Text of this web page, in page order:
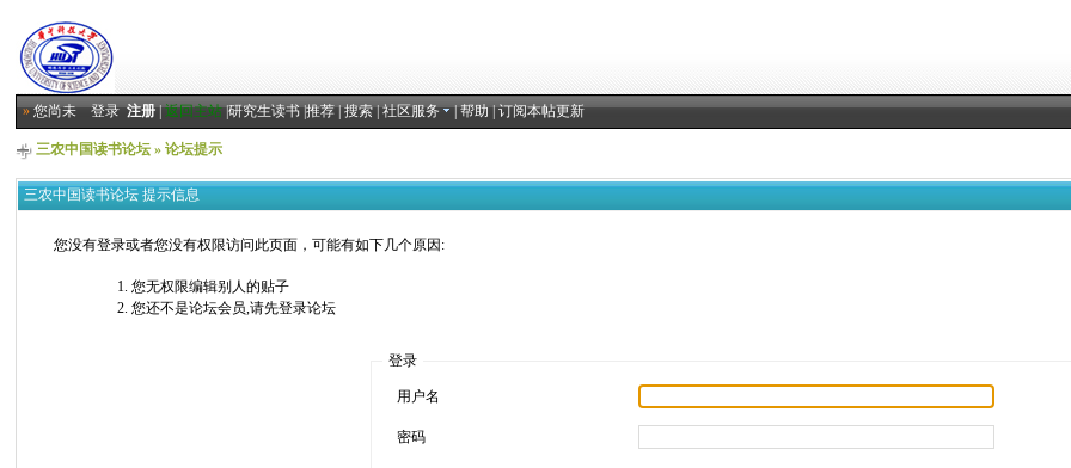
»您尚未登录 注册|返回主站|研究生读书|推荐|搜索|社区服务 |帮助|订阅本帖更新
三农中国读书论坛 » 论坛提示
三农中国读书论坛 提示信息
您没有登录或者您没有权限访问此页面，可能有如下几个原因:
您无权限编辑别人的贴子
您还不是论坛会员,请先登录论坛
登录
用户名
密码